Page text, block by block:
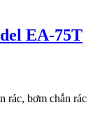
EA-75T
rác, bơm chắn rác